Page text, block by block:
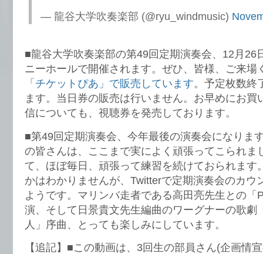
— 龍谷大学吹奏楽部 (@ryu_windmusic)
■龍谷大学吹奏楽部の第49回定期演奏会、12月26
ニーホールで開催されます。ぜひ、皆様、ご来場
「チケットぴあ」で販売しています。予定枚数終
ます。当日券の販売は行いません。お早めにお買
信についても、視聴券を発売しております。
■第49回定期演奏会、今年最後の演奏会になりま
の皆さんは、ここまで実によく頑張ってこられま
て、ほぼ毎日、頑張って練習を続けておられま
かはわかりませんが、Twitterで定期演奏会のカウ
ようです。マリンバ走者である高田亮先生との「
演、そして日景貴文先生編曲のワーグナーの歌劇
人」序曲、とっても楽しみにしています。
【追記】■この動画は、3回生の部員さん(企画情